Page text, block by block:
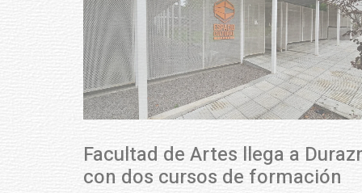
Facultad de Artes llega a Durazno
con dos cursos de formación